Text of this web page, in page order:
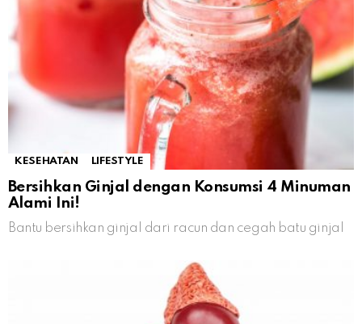
KESEHATAN LIFESTYLE
Bersihkan Ginjal dengan Konsumsi 4 Minuman
Alami Ini!
Bantu bersihkan ginjal dari racun dan cegah batu ginjal